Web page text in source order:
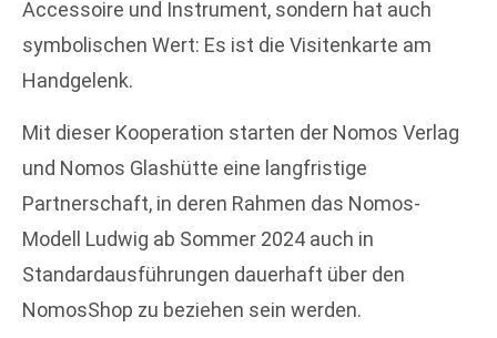
Accessoire und Instrument, sondern hat auch
symbolischen Wert: Es ist die Visitenkarte am
Handgelenk.
Mit dieser Kooperation starten der Nomos Verlag
und Nomos Glashütte eine langfristige
Partnerschaft, in deren Rahmen das Nomos-
Modell Ludwig ab Sommer 2024 auch in
Standardausführungen dauerhaft über den
NomosShop zu beziehen sein werden.